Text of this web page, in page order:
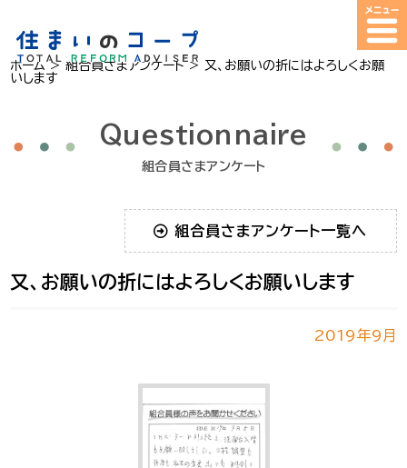
ホーム>組合員さまアンケート>
又、お願いの折にはよろしくお願
いします
Questionnaire
組合員さまアンケート
組合員さまアンケート一覧へ
又、お願いの折にはよろしくお願いします
2019年9月